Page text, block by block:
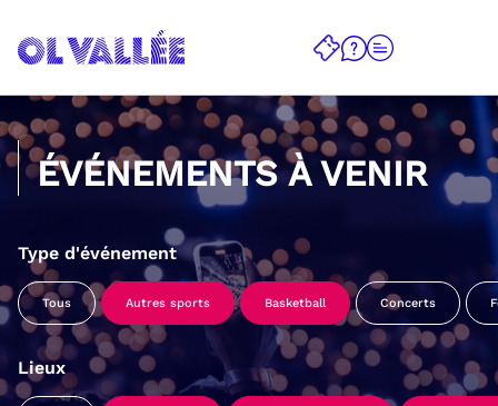
ÉVÉNEMENTS À VENIR
Type d'événement
Tous Autres sports Basketball Concerts
Lieux